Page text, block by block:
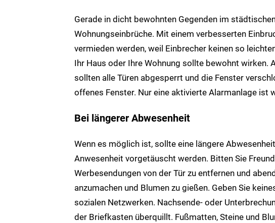
Gerade in dicht bewohnten Gegenden im
Wohnungseinbrüche. Mit einem verbesserten
vermieden werden, weil Einbrecher keinen so
Ihr Haus oder Ihre Wohnung sollte bewohnt wirken.
sollten alle Türen abgesperrt und die Fenster
offenes Fenster. Nur eine aktivierte Alarmanlage ist
Bei längerer Abwesenheit
Wenn es möglich ist, sollte eine längere
Anwesenheit vorgetäuscht werden. Bitten Sie
Werbesendungen von der Tür zu entfernen und
anzumachen und Blumen zu gießen. Geben Sie
sozialen Netzwerken. Nachsende- oder
der Briefkasten überquillt. Fußmatten, Steine und